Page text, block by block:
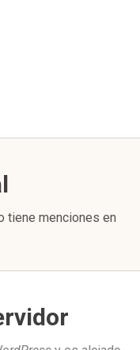
tiene menciones en